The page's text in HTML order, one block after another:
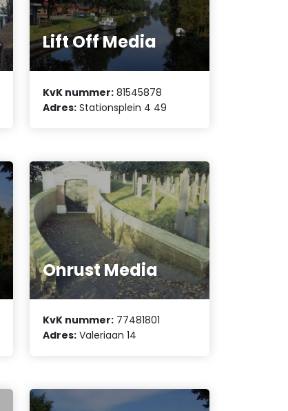
Lift Off Media
KvK nummer: 81545878
Adres: Stationsplein 4 49
Onrust Media
KvK nummer: 77481801
Adres: Valeriaan 14